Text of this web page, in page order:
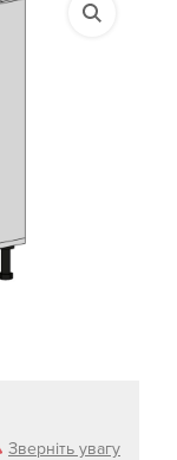
Зверніть увагу